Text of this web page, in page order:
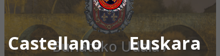
Castellano Euskara
Burlatako Udala /